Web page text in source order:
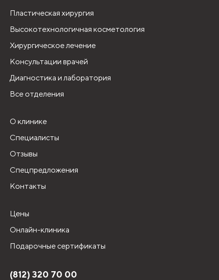
Пластическая хирургия
Высокотехнологичная косметология
Хирургическое лечение
Консультации врачей
Диагностика и лаборатория
Все отделения
О клинике
Специалисты
Отзывы
Спецпредложения
Контакты
Цены
Онлайн-клиника
Подарочные сертификаты
(812) 320 70 00